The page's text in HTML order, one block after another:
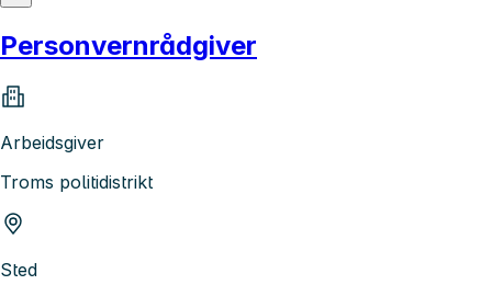
Personvernrådgiver
Arbeidsgiver
Troms politidistrikt
Sted